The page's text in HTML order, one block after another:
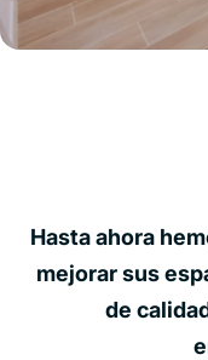
Hasta ahora
mejorar sus
de